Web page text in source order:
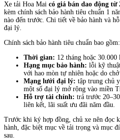
Xe tải Hoa Mai có giá bán dao động từ
kèm chính sách bảo hành tiêu chuẩn 1
nào đến trước. Chi tiết về bảo hành và
đại lý.
Chính sách bảo hành tiêu chuẩn bao gồm:
Thời gian: 12 tháng hoặc 30.000
Hạng mục bảo hành: lỗi kỹ
với hao mòn tự nhiên hoặc do
Mạng lưới đại lý: tập trung chủ
một số đại lý mở rộng vào miền
Hỗ trợ tài chính: trả trước
liên kết, lãi suất ưu đãi năm đầu.
Trước khi ký hợp đồng, chủ xe nên đọc
hành, đặc biệt mục về tải trọng và mục
sau.